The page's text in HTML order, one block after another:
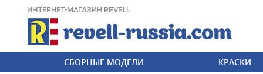
СБОРНЫЕ МОДЕЛИ КРАСКИ